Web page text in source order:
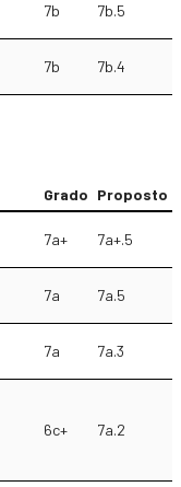
7b 7b.5
7b 7b.4
Grado Proposto
7a+ 7a+.5
7a 7a.5
7a 7a.3
6c+ 7a.2